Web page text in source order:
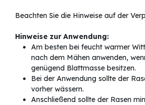
Beachten Sie die Hinweise auf der
Hinweise zur Anwendung:
Am besten bei feucht warmer
nach dem Mähen anwenden,
genügend Blattmasse besitzen.
Bei der Anwendung sollte der
vorher wässern.
Anschließend sollte der Rasen